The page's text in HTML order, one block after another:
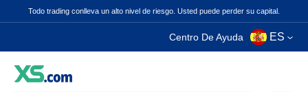
Todo trading conlleva un alto nivel de riesgo. Usted puede perder su capital.
Centro De Ayuda ES